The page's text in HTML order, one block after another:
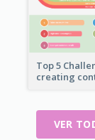
Top 5
creating
VER